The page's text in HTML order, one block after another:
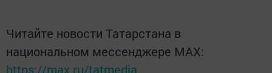
Читайте новости Татарстана в
национальном мессенджере MАХ:
https://max.ru/tatmedia